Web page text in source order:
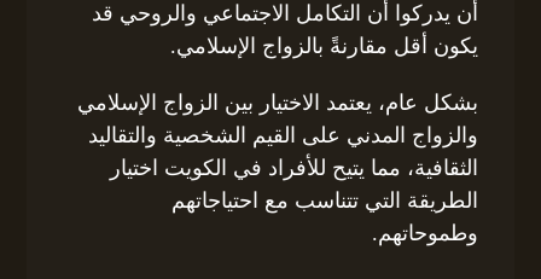
أن يدركوا أن التكامل الاجتماعي والروحي قد
يكون أقل مقارنةً بالزواج الإسلامي.
بشكل عام، يعتمد الاختيار بين الزواج الإسلامي
والزواج المدني على القيم الشخصية والتقاليد
الثقافية، مما يتيح للأفراد في الكويت اختيار
الطريقة التي تتناسب مع احتياجاتهم
وطموحاتهم.